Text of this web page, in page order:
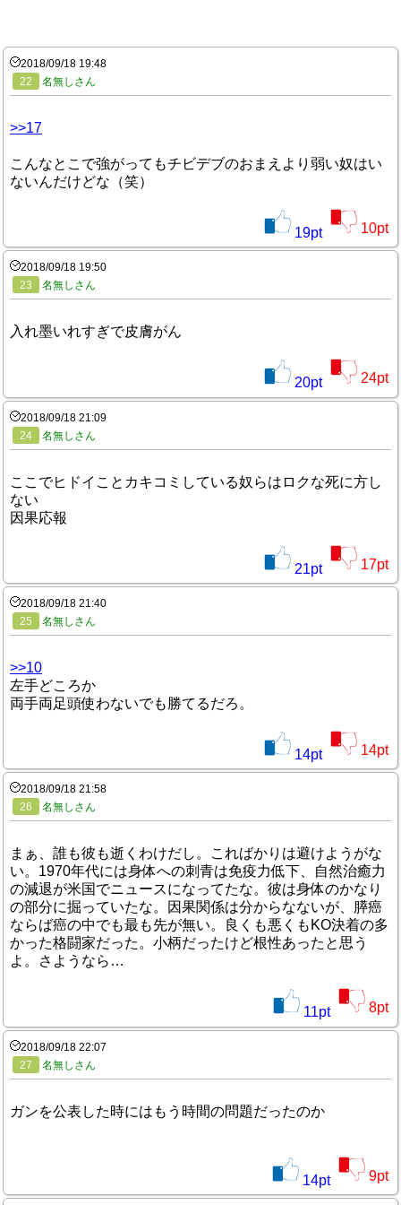
2018/09/18 19:48
22
名無しさん
>>17
こんなとこで強がってもチビデブのおまえより弱い奴はい
ないんだけどな（笑）
19pt 10pt
2018/09/18 19:50
23
名無しさん
入れ墨いれすぎで皮膚がん
20pt 24pt
2018/09/18 21:09
24
名無しさん
ここでヒドイことカキコミしている奴らはロクな死に方し
ない
因果応報
21pt 17pt
2018/09/18 21:40
25
名無しさん
>>10
左手どころか
両手両足頭使わないでも勝てるだろ。
14pt 14pt
2018/09/18 21:58
26
名無しさん
まぁ、誰も彼も逝くわけだし。こればかりは避けようがな
い。1970年代には身体への刺青は免疫力低下、自然治癒力
の減退が米国でニュースになってたな。彼は身体のかなり
の部分に掘っていたな。因果関係は分からなないが、膵癌
ならば癌の中でも最も先が無い。良くも悪くもKO決着の多
かった格闘家だった。小柄だったけど根性あったと思う
よ。さようなら…
11pt 8pt
2018/09/18 22:07
27
名無しさん
ガンを公表した時にはもう時間の問題だったのか
14pt 9pt